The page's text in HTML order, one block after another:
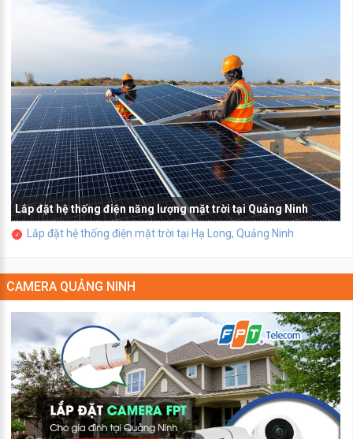
Lắp đặt hệ thống điện năng lượng mặt trời tại Quảng Ninh
Lắp đặt hệ thống điện mặt trời tại Hạ Long, Quảng Ninh
CAMERA QUẢNG NINH